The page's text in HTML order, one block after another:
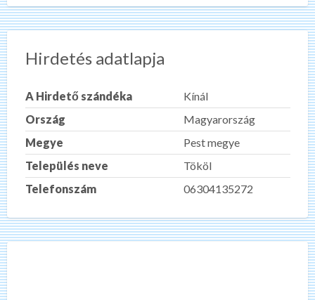
Hirdetés adatlapja
A Hirdető szándéka
Kínál
Ország
Magyarország
Megye
Pest megye
Település neve
Tököl
Telefonszám
06304135272